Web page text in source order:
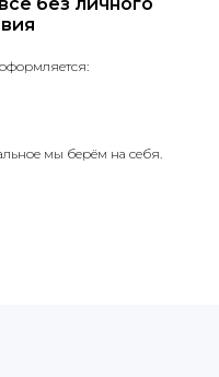
мы берём на себя.